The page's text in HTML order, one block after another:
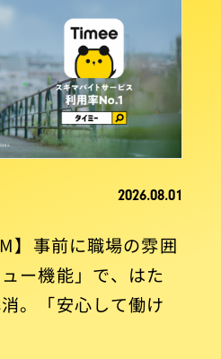
2026.08.01
】事前に職場の雰囲
ー機能」で、はた
。「安心して働け